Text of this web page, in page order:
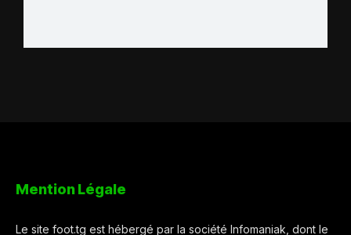
Mention Légale
Le site foot.tg est hébergé par la société Infomaniak, dont le